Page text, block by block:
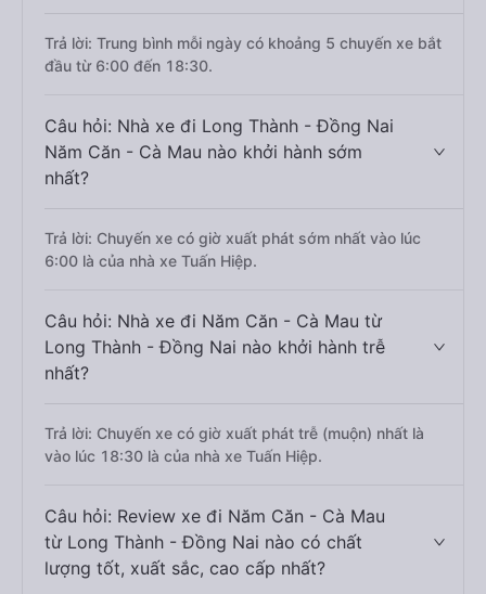
Trả lời: Trung bình mỗi ngày có khoảng 5 chuyến xe bắt
đầu từ 6:00 đến 18:30.
Câu hỏi: Nhà xe đi Long Thành - Đồng Nai
Năm Căn - Cà Mau nào khởi hành sớm
nhất?
Trả lời: Chuyến xe có giờ xuất phát sớm nhất vào lúc
6:00 là của nhà xe Tuấn Hiệp.
Câu hỏi: Nhà xe đi Năm Căn - Cà Mau từ
Long Thành - Đồng Nai nào khởi hành trễ
nhất?
Trả lời: Chuyến xe có giờ xuất phát trễ (muộn) nhất là
vào lúc 18:30 là của nhà xe Tuấn Hiệp.
Câu hỏi: Review xe đi Năm Căn - Cà Mau
từ Long Thành - Đồng Nai nào có chất
lượng tốt, xuất sắc, cao cấp nhất?